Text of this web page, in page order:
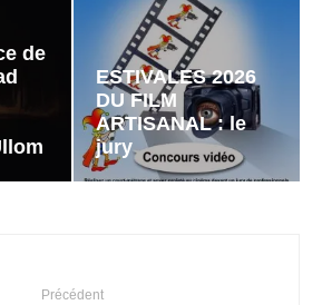
de
ESTIVALES 2026
DU FILM
ARTISANAL : le
jury
Précédent